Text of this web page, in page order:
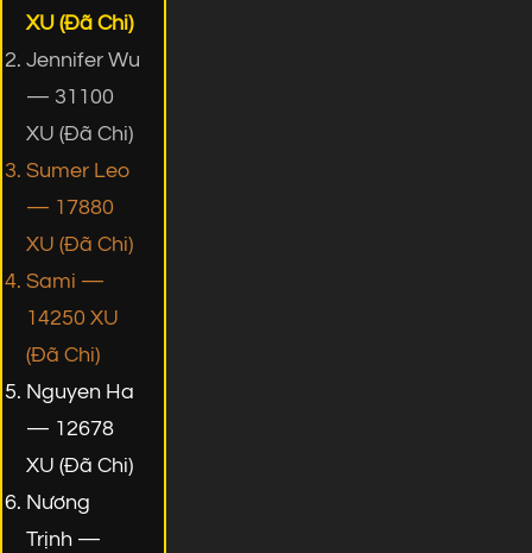
XU (Đã Chi)
Jennifer Wu
— 31100
XU (Đã Chi)
Sumer Leo
— 17880
XU (Đã Chi)
Sami —
14250 XU
(Đã Chi)
Nguyen Ha
— 12678
XU (Đã Chi)
Nương
Trịnh —